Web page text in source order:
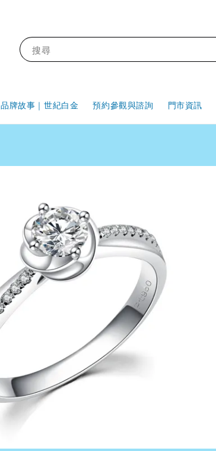
搜尋
品牌故事｜世紀白金 預約參觀與諮詢 門市資訊